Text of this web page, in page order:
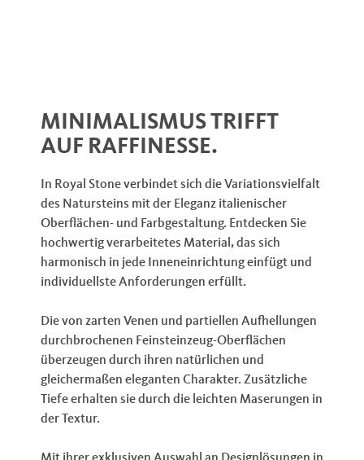
MINIMALISMUS TRIFFT
AUF RAFFINESSE.
In Royal Stone verbindet sich die Variationsvielfalt
des Natursteins mit der Eleganz italienischer
Oberflächen- und Farbgestaltung. Entdecken Sie
hochwertig verarbeitetes Material, das sich
harmonisch in jede Inneneinrichtung einfügt und
individuellste Anforderungen erfüllt.
Die von zarten Venen und partiellen Aufhellungen
durchbrochenen Feinsteinzeug-Oberflächen
überzeugen durch ihren natürlichen und
gleichermaßen eleganten Charakter. Zusätzliche
Tiefe erhalten sie durch die leichten Maserungen in
der Textur.